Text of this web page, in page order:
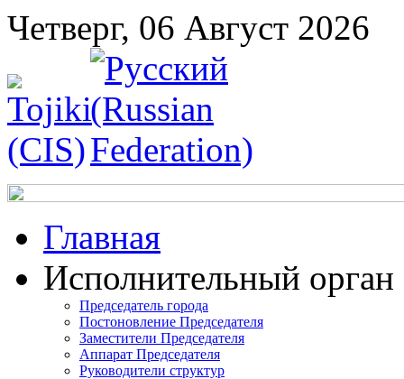
Четверг, 06 Август 2026
Главная
Исполнительный орган
Председатель города
Постоновление Председателя
Заместители Председателя
Аппарат Председателя
Руководители структур